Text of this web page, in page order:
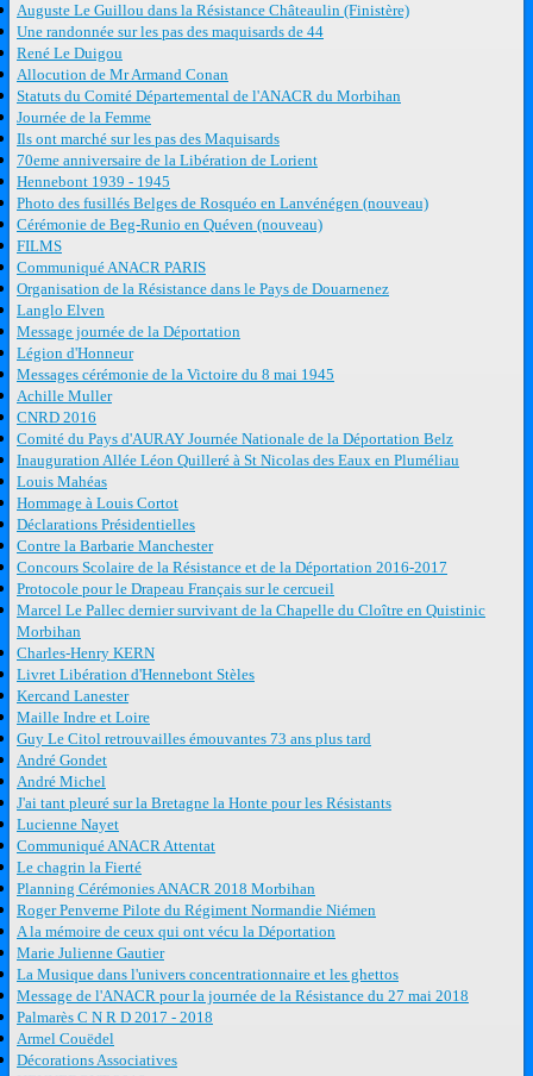
Auguste Le Guillou dans la Résistance Châteaulin (Finistère)
Une randonnée sur les pas des maquisards de 44
René Le Duigou
Allocution de Mr Armand Conan
Statuts du Comité Départemental de l'ANACR du Morbihan
Journée de la Femme
Ils ont marché sur les pas des Maquisards
70eme anniversaire de la Libération de Lorient
Hennebont 1939 - 1945
Photo des fusillés Belges de Rosquéo en Lanvénégen (nouveau)
Cérémonie de Beg-Runio en Quéven (nouveau)
FILMS
Communiqué ANACR PARIS
Organisation de la Résistance dans le Pays de Douarnenez
Langlo Elven
Message journée de la Déportation
Légion d'Honneur
Messages cérémonie de la Victoire du 8 mai 1945
Achille Muller
CNRD 2016
Comité du Pays d'AURAY Journée Nationale de la Déportation Belz
Inauguration Allée Léon Quilleré à St Nicolas des Eaux en Pluméliau
Louis Mahéas
Hommage à Louis Cortot
Déclarations Présidentielles
Contre la Barbarie Manchester
Concours Scolaire de la Résistance et de la Déportation 2016-2017
Protocole pour le Drapeau Français sur le cercueil
Marcel Le Pallec dernier survivant de la Chapelle du Cloître en Quistinic
Morbihan
Charles-Henry KERN
Livret Libération d'Hennebont Stèles
Kercand Lanester
Maille Indre et Loire
Guy Le Citol retrouvailles émouvantes 73 ans plus tard
André Gondet
André Michel
J'ai tant pleuré sur la Bretagne la Honte pour les Résistants
Lucienne Nayet
Communiqué ANACR Attentat
Le chagrin la Fierté
Planning Cérémonies ANACR 2018 Morbihan
Roger Penverne Pilote du Régiment Normandie Niémen
A la mémoire de ceux qui ont vécu la Déportation
Marie Julienne Gautier
La Musique dans l'univers concentrationnaire et les ghettos
Message de l'ANACR pour la journée de la Résistance du 27 mai 2018
Palmarès C N R D 2017 - 2018
Armel Couëdel
Décorations Associatives